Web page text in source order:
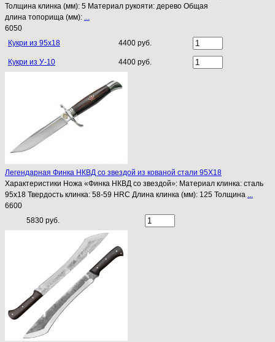
Толщина клинка (мм): 5 Материал рукояти: дерево Общая
длина топорища (мм): ...
6050
Кукри из 95х18
4400 руб.
Кукри из У-10 4400 руб.
Легендарная Финка НКВД со звездой из кованой стали 95Х18
Характеристики Ножа «Финка НКВД со звездой»: Материал клинка: сталь
95х18 Твердость клинка: 58-59 HRC Длина клинка (мм): 125 Толщина ...
6600
5830 руб.